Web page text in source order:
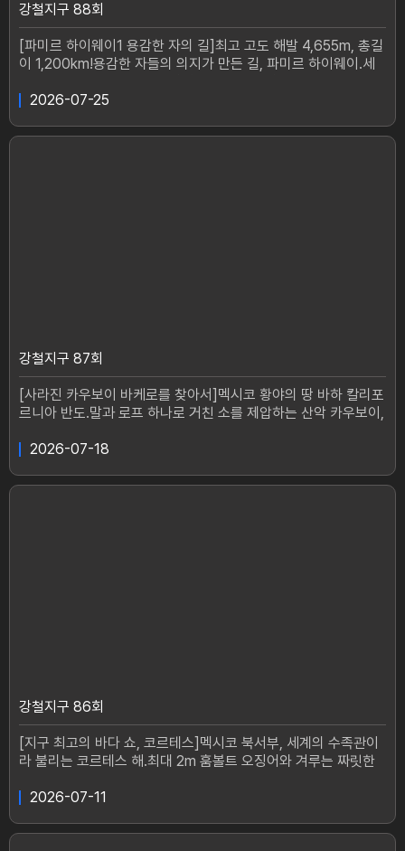
강철지구 88회
[파미르 하이웨이1 용감한 자의 길]최고 고도 해발 4,655m, 총길
이 1,200km!용감한 자들의 의지가 만든 길, 파미르 하이웨이.세
원은 척박하고 아찔한 고산 도로를 완주할 수 있을까?#강철지구
찾아다니는강철탐험대의 어드벤처 다큐멘터리매주 토요일 19시
2026-07-25
강철지구 87회
[사라진 카우보이 바케로를 찾아서]멕시코 황야의 땅 바하 칼리포
르니아 반도.말과 로프 하나로 거친 소를 제압하는 산악 카우보이,
강철탐험대 종현과 어진이 향한다.#강철지구 #이어진 #정종현 #
탐험대의 어드벤처 다큐멘터리매주 토요일 19시 10분 방송
2026-07-18
강철지구 86회
[지구 최고의 바다 쇼, 코르테스]멕시코 북서부, 세계의 수족관이
라 불리는 코르테스 해.최대 2m 훔볼트 오징어와 겨루는 짜릿한
를 찾아 강철탐험대 종현과 어진이 나선다.#강철지구 #이어진 #
다니는강철탐험대의 어드벤처 다큐멘터리매주 토요일 19시 10분
2026-07-11